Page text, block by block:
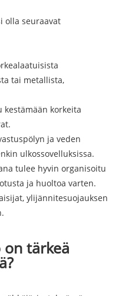
olla seuraavat
tai metallista,
kestämään korkeita
ja veden
ulkossovelluksissa.
tulee hyvin organisoitu
ja huoltoa varten.
ylijännitesuojauksen
on tärkeä